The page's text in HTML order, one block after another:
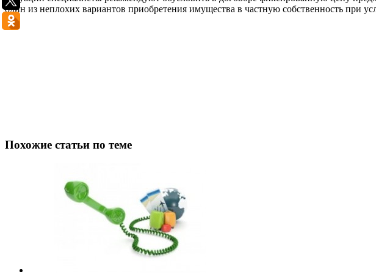
один из неплохих вариантов приобретения имущества в частную собственность при
Похожие статьи по теме